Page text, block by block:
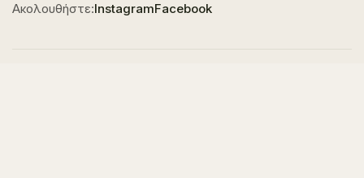
Ακολουθήστε:InstagramFacebook